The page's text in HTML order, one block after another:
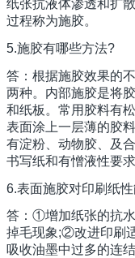
纸张抗液体渗透和扩
过程称为施胶。
5.施胶有哪些方法?
答：根据施胶效果的
两种。内部施胶是将
和纸板。常用胶料有
表面涂上一层薄的胶
有淀粉、动物胶、及
书写纸和有憎液性要
6.表面施胶对印刷纸
答：①增加纸张的抗
掉毛现象;②改进印刷
吸收油墨中过多的连